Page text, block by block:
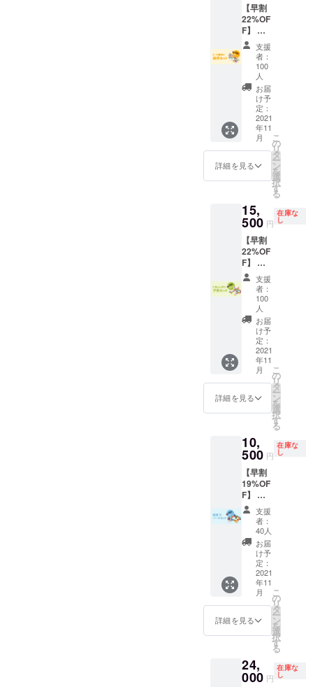
【早割
22%OF
F】 ・
送料・
税込の
価格と
なりま
す。 一
般販売
予定価
￥20,00
0→￥15
,500 発
送は11
ます。
支援
者：
100
人
お届
け予
定：
2021
年11
月
詳細を見る
こ
の
リ
タ
ー
ン
を
選
択
す
る
15,
500 円
在庫な
し
【早割
22%OF
F】 ・
送料・
税込の
価格と
なりま
す。 一
般販売
予定価
￥20,00
0→￥15
,500 発
送は11
ます。
支援
者：
100
人
お届
け予
定：
2021
年11
月
詳細を見る
こ
の
リ
タ
ー
ン
を
選
択
す
る
10,
500 円
在庫な
し
【早割
19%OF
F】 ・
送料・
税込の
価格と
なりま
す。 一
般販売
予定価
￥13,00
0→￥10
,500 発
送は11
月上旬
してい
ます。
支援
者：
40人
お届
け予
定：
2021
年11
月
詳細を見る
こ
の
リ
タ
ー
ン
を
選
択
す
る
24,
000 円
在庫な
し